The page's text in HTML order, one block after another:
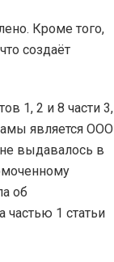
Кроме того,
создаёт
1, 2 и 8 части 3,
является ООО
выдавалось в
об
частью 1 статьи